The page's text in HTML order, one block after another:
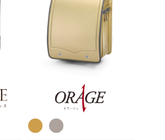
は女の子から大人気！
は選び方で印象が変わる！オンリー
けよう
クベージュ」ランドセルの選び方
ドセルの選び方